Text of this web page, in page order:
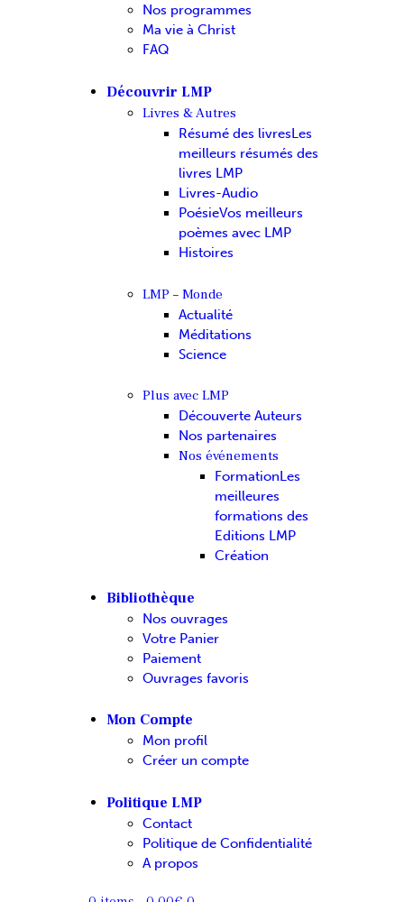
Nos programmes
Ma vie à Christ
FAQ
Découvrir LMP
Livres & Autres
Résumé des livresLes
meilleurs résumés des
livres LMP
Livres-Audio
PoésieVos meilleurs
poèmes avec LMP
Histoires
LMP – Monde
Actualité
Méditations
Science
Plus avec LMP
Découverte Auteurs
Nos partenaires
Nos événements
FormationLes
meilleures
formations des
Editions LMP
Création
Bibliothèque
Nos ouvrages
Votre Panier
Paiement
Ouvrages favoris
Mon Compte
Mon profil
Créer un compte
Politique LMP
Contact
Politique de Confidentialité
A propos